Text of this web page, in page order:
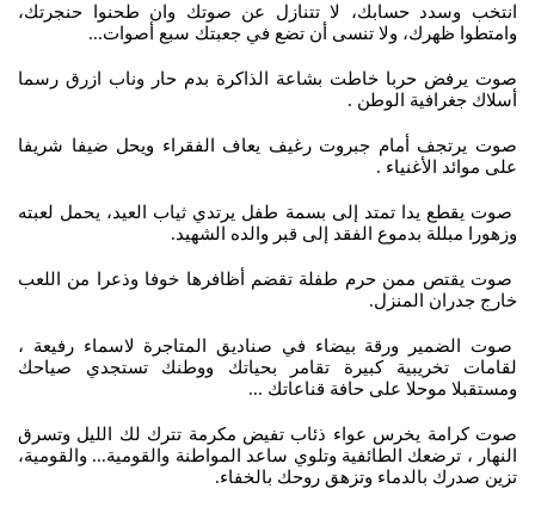
انتخب وسدد حسابك، لا تتنازل عن صوتك وان طحنوا حنجرتك،
وامتطوا ظهرك، ولا تنسى أن تضع في جعبتك سبع أصوات...
صوت يرفض حربا خاطت بشاعة الذاكرة بدم حار وناب ازرق رسما
أسلاك جغرافية الوطن .
صوت يرتجف أمام جبروت رغيف يعاف الفقراء ويحل ضيفا شريفا
على موائد الأغنياء .
صوت يقطع يدا تمتد إلى بسمة طفل يرتدي ثياب العيد، يحمل لعبته
وزهورا مبللة بدموع الفقد إلى قبر والده الشهيد.
صوت يقتص ممن حرم طفلة تقضم أظافرها خوفا وذعرا من اللعب
خارج جدران المنزل.
صوت الضمير ورقة بيضاء في صناديق المتاجرة لاسماء رفيعة ،
لقامات تخريبية كبيرة تقامر بحياتك ووطنك تستجدي صياحك
ومستقبلا موحلا على حافة قناعاتك ...
صوت كرامة يخرس عواء ذئاب تفيض مكرمة تترك لك الليل وتسرق
النهار ، ترضعك الطائفية وتلوي ساعد المواطنة والقومية... والقومية،
تزين صدرك بالدماء وتزهق روحك بالخفاء.